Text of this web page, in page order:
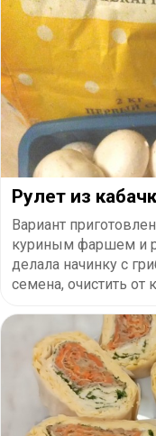
Рулет из
Вариант
куриным фаршем и
делала начинку с
семена, очистить от